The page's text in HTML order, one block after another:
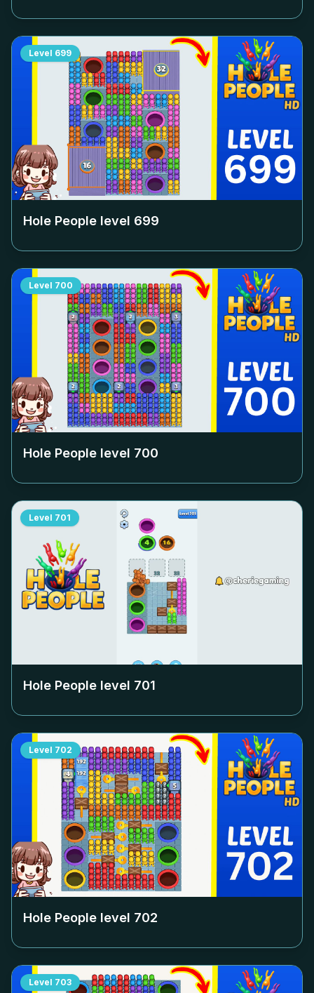
Level 699
Hole People level 699
Level 700
Hole People level 700
Level 701
Hole People level 701
Level 702
Hole People level 702
Level 703